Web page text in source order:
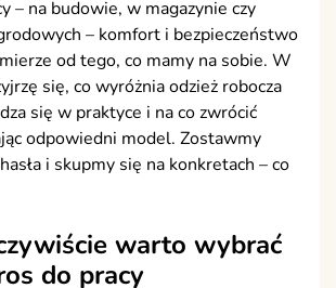
– na budowie, w magazynie czy
– komfort i bezpieczeństwo
od tego, co mamy na sobie. W
się, co wyróżnia odzież robocza
się w praktyce i na co zwrócić
odpowiedni model. Zostawmy
i skupmy się na konkretach – co
warto wybrać
do pracy